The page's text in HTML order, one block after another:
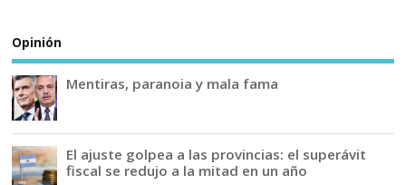
Opinión
Mentiras, paranoia y mala fama
El ajuste golpea a las provincias: el superávit
fiscal se redujo a la mitad en un año